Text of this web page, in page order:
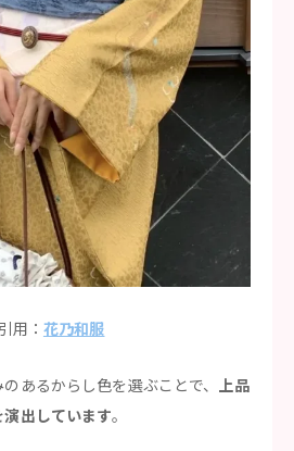
引用： 花乃和服
あるからし色を選ぶことで、
上品
出しています。